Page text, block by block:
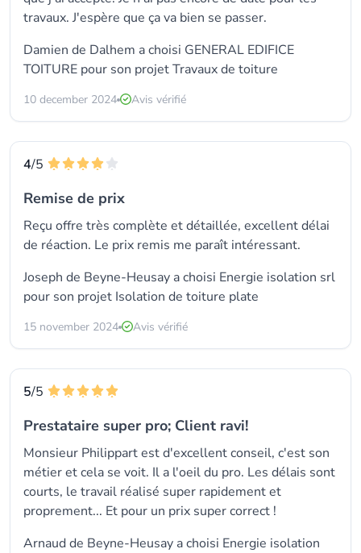
travaux. J'espère que ça va bien se passer.
Damien de Dalhem a choisi GENERAL EDIFICE
TOITURE pour son projet Travaux de toiture
10 december 2024 Avis vérifié
4/5
Remise de prix
Reçu offre très complète et détaillée, excellent délai
de réaction. Le prix remis me paraît intéressant.
Joseph de Beyne-Heusay a choisi Energie isolation srl
pour son projet Isolation de toiture plate
15 november 2024 Avis vérifié
5/5
Prestataire super pro; Client ravi!
Monsieur Philippart est d'excellent conseil, c'est son
métier et cela se voit. Il a l'oeil du pro. Les délais sont
courts, le travail réalisé super rapidement et
proprement... Et pour un prix super correct !
Arnaud de Beyne-Heusay a choisi Energie isolation